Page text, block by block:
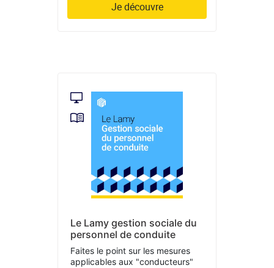
Je découvre
Le Lamy gestion sociale du
personnel de conduite
Faites le point sur les mesures
applicables aux "conducteurs"